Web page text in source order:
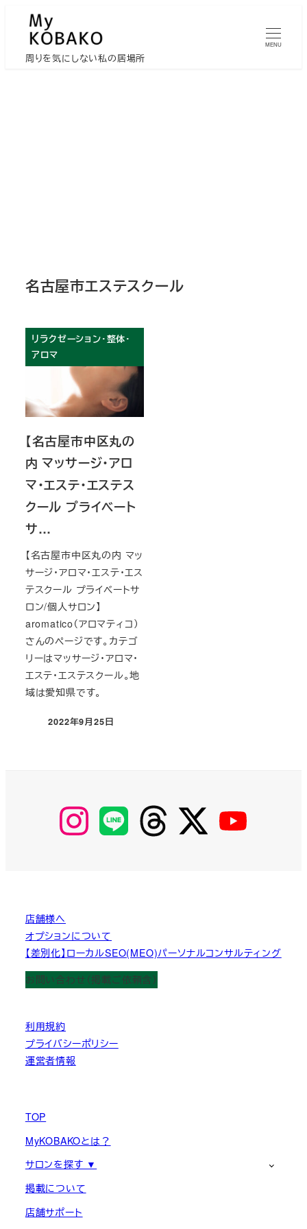
周りを気にしない私の居場所
MENU
名古屋市エステスクール
リラクゼーション・整体・
アロマ
【名古屋市中区丸の
内 マッサージ・アロ
マ・エステ・エステス
クール プライベート
サ…
【名古屋市中区丸の内 マッ
サージ・アロマ・エステ・エス
テスクール プライベートサ
ロン/個人サロン】
aromatico（アロマティコ）
さんのページです。カテゴ
リーはマッサージ・アロマ・
エステ・エステスクール。地
域は愛知県です。
投稿日
2022年9月25日
【Instagram】
MyKOBAKO
【LINE】 【threads】 【Twitter】
店舗様へ
オプションについて
【差別化】ローカルSEO(MEO)パーソナルコンサルティング
お問い合わせ（掲載ご依頼含）
利用規約
プライバシーポリシー
運営者情報
TOP
MyKOBAKOとは？
サロンを探す ▼
掲載について
店舗サポート